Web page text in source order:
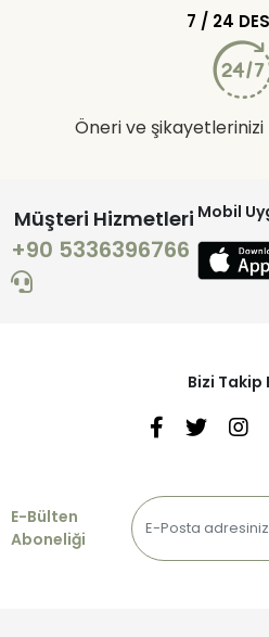
7 / 24
Öneri ve şikayetlerinizi
Müşteri Hizmetleri
+90 5336396766
Mobil
Bizi Takip
E-Bülten
Aboneliği